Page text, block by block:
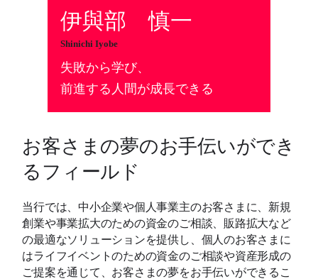
伊與部 慎一
Shinichi Iyobe
失敗から学び、
前進する人間が成長できる
お客さまの夢のお手伝いができ
るフィールド
当行では、中小企業や個人事業主のお客さまに、新規
創業や事業拡大のための資金のご相談、販路拡大など
の最適なソリューションを提供し、個人のお客さまに
はライフイベントのための資金のご相談や資産形成の
ご提案を通じて、お客さまの夢をお手伝いができるこ